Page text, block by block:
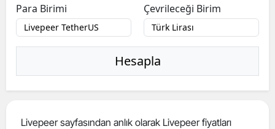
Para Birimi
Çevrileceği Birim
Hesapla
Livepeer sayfasından anlık olarak Livepeer fiyatları